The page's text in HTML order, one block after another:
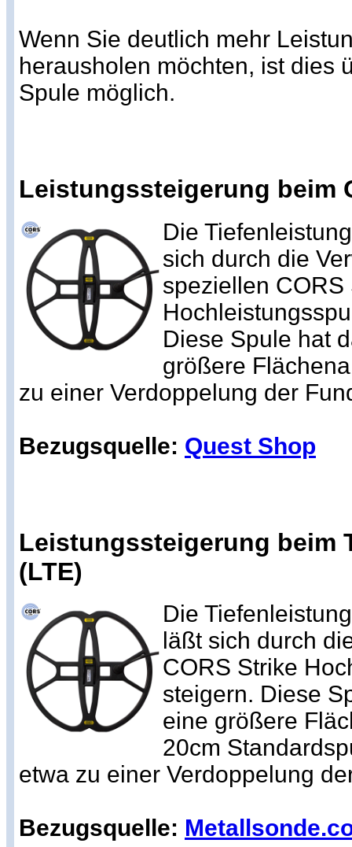
Wenn Sie deutlich mehr
herausholen möchten, ist dies
Spule möglich.
Leistungssteigerung beim
Die
sich durch die
speziellen CORS
Diese Spule hat
größere
zu einer Verdoppelung der
Bezugsquelle: Quest Shop
Leistungssteigerung beim
(LTE)
Die
läßt sich durch
CORS Strike
steigern. Diese
eine größere
20cm
etwa zu einer Verdoppelung
Bezugsquelle: